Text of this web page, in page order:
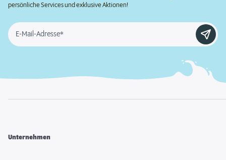
persönliche Services und exklusive Aktionen!
E-Mail-Adresse*
Unternehmen